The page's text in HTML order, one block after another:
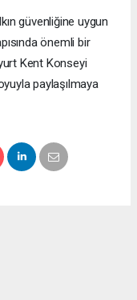
güvenliğine uygun
önemli bir
Kent Konseyi
paylaşılmaya